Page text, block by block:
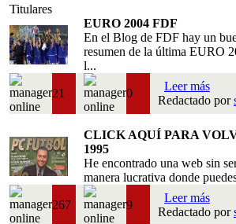
Titulares
EURO 2004 FDF
En el Blog de FDF hay un
resumen de la última EURO
l...
21 0
Leer más
Redactado por
CLICK AQUÍ PARA
1995
He encontrado una web sin
manera lucrativa donde
267 9
Leer más
Redactado por